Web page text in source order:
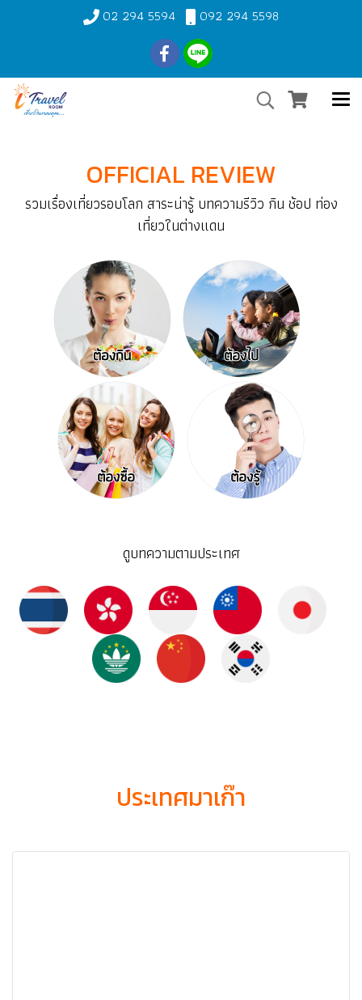
02 294 5594 092 294 5598
OFFICIAL REVIEW
รวมเรื่องเที่ยวรอบโลก สาระน่ารู้ บทความรีวิว กิน ช้อป ท่อง
เที่ยวในต่างแดน
ดูบทความตามประเทศ
ประเทศมาเก๊า